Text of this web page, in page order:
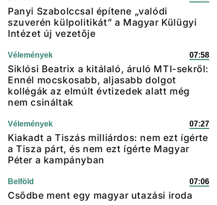
Panyi Szabolccsal építene „valódi
szuverén külpolitikát” a Magyar Külügyi
Intézet új vezetője
Vélemények 07:58
Siklósi Beatrix a kitálaló, áruló MTI-sekről:
Ennél mocskosabb, aljasabb dolgot
kollégák az elmúlt évtizedek alatt még
nem csináltak
Vélemények 07:27
Kiakadt a Tiszás milliárdos: nem ezt ígérte
a Tisza párt, és nem ezt ígérte Magyar
Péter a kampányban
Belföld 07:06
Csődbe ment egy magyar utazási iroda